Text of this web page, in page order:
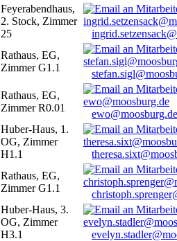
Feyerabendhaus,
2. Stock, Zimmer
25
Rathaus, EG,
Zimmer G1.1
Rathaus, EG,
Zimmer R0.01
ewo@moosburg.de
Huber-Haus, 1.
OG, Zimmer
H1.1
Rathaus, EG,
Zimmer G1.1
Huber-Haus, 3.
OG, Zimmer
H3.1